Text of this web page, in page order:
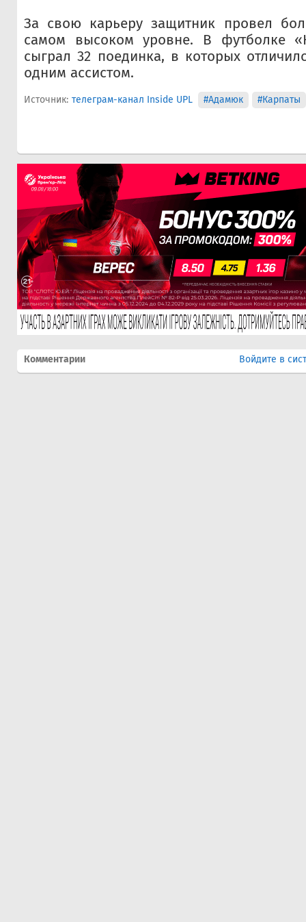
За свою карьеру защитник провел
самом высоком уровне. В футболке
сыграл 32 поединка, в которых
одним ассистом.
Источник: телеграм-канал Inside UPL #Адамюк #Карпаты
Комментарии Войдите в